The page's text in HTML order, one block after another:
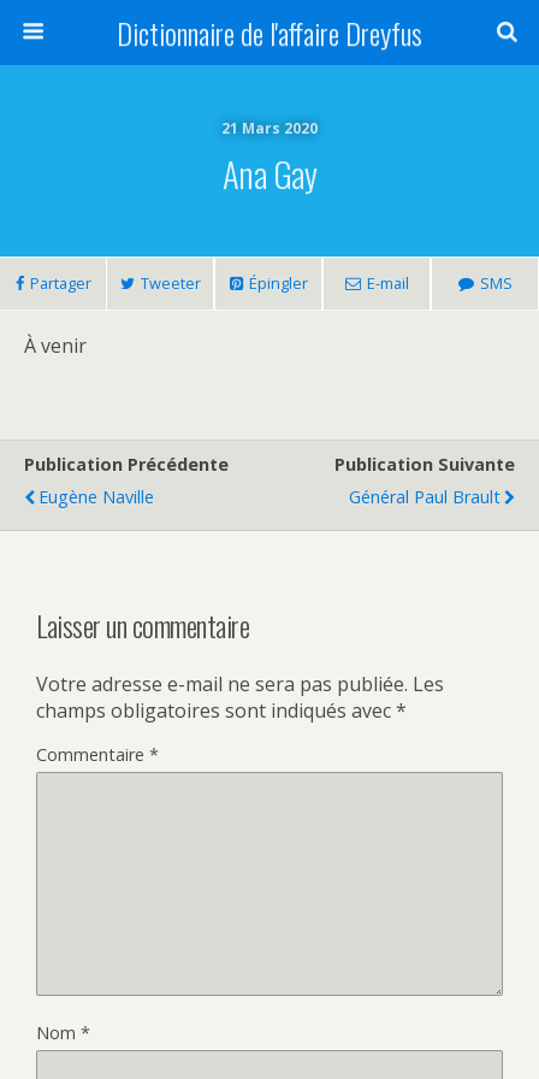
Dictionnaire de l'affaire Dreyfus
21 Mars 2020
Ana Gay
Partager Tweeter Épingler E-mail SMS
À venir
Publication Précédente
Eugène Naville
Publication Suivante
Général Paul Brault
Laisser un commentaire
Votre adresse e-mail ne sera pas publiée. Les
champs obligatoires sont indiqués avec*
Commentaire *
Nom *